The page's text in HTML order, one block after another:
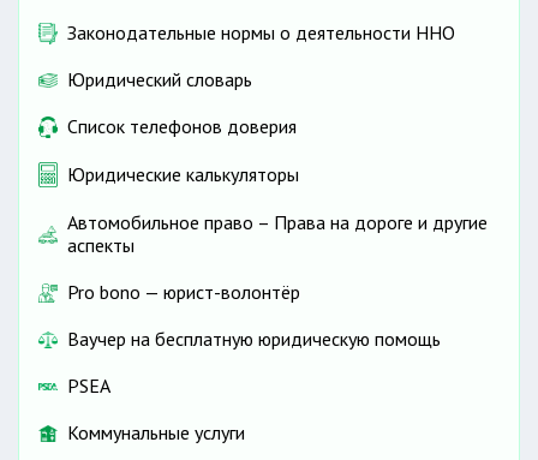
Законодательные нормы о деятельности ННО
Юридический словарь
Список телефонов доверия
Юридические калькуляторы
Автомобильное право – Права на дороге и другие
аспекты
Pro bono — юрист-волонтёр
Ваучер на бесплатную юридическую помощь
PSEA
Коммунальные услуги